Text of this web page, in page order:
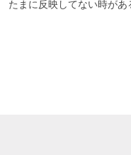
たまに反映してない時があ